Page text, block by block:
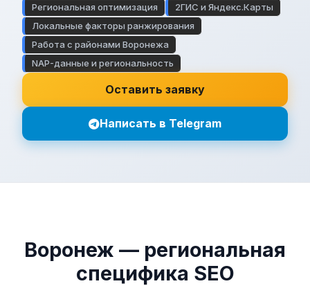
Региональная оптимизация
2ГИС и Яндекс.Карты
Локальные факторы ранжирования
Работа с районами Воронежа
NAP-данные и региональность
Оставить заявку
Написать в Telegram
Воронеж — региональная
специфика SEO